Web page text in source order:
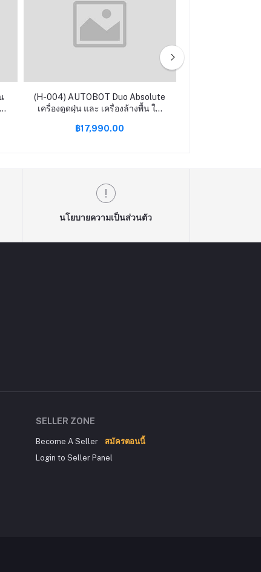
(H-004) AUTOBOT Duo Absolute
เครื่องดูดฝุ่น และ เครื่องล้างพื้น ใน
เพิ่มอีก 1 ปี
฿17,990.00
นโยบายความเป็นส่วนตัว
SELLER ZONE
Become A Seller
สมัครตอนนี้
Login to Seller Panel